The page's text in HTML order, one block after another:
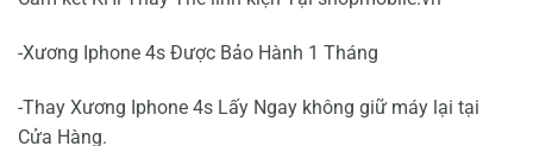
-Xương Iphone 4s Được Bảo Hành 1 Tháng
-Thay Xương Iphone 4s Lấy Ngay không giữ máy lại tại
Cửa Hàng.